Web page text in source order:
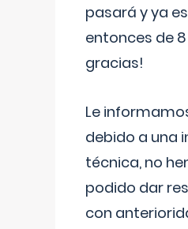
pasará y ya
entonces de
gracias!
Le
debido a una
técnica, no
podido dar
con